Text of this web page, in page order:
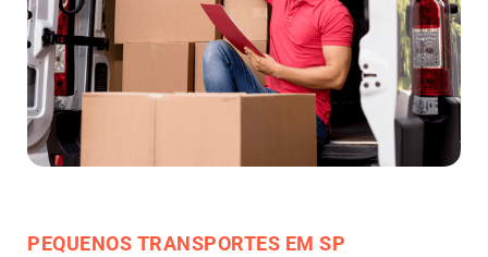
PEQUENOS TRANSPORTES EM SP